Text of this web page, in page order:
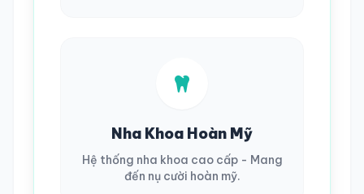
Nha Khoa Hoàn Mỹ
Hệ thống nha khoa cao cấp - Mang
đến nụ cười hoàn mỹ.